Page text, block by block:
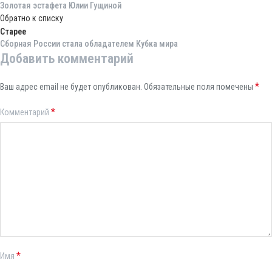
Золотая эстафета Юлии Гущиной
Обратно к списку
Старее
Сборная России стала обладателем Кубка мира
Добавить комментарий
Ваш адрес email не будет опубликован. Обязательные поля помечены *
Комментарий *
Имя *